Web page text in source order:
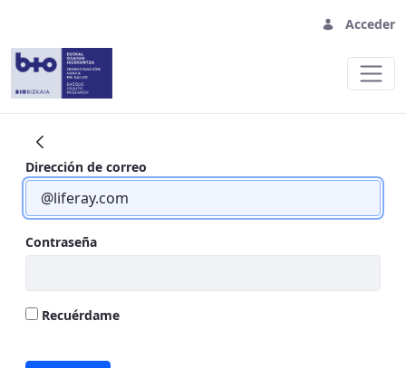
Acceder
Dirección de correo
Contraseña
Recuérdame